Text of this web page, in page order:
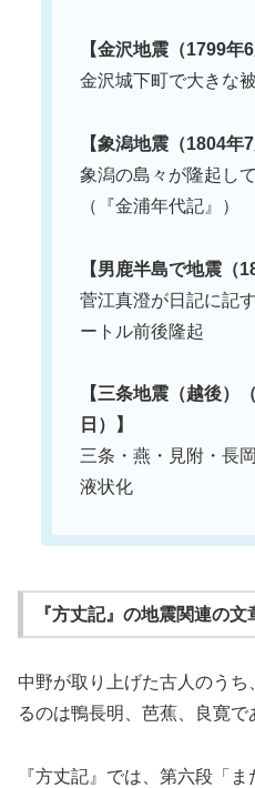
【金沢地震（1799年
金沢城下町で大きな
【象潟地震（1804年
象潟の島々が隆起し
（『金浦年代記』）
【男鹿半島で地震（
菅江真澄が日記に記
ートル前後隆起
【三条地震（越後）
日）】
三条・燕・見附・長
液状化
『方丈記』の地震関連の文
中野が取り上げた古人のう
るのは鴨長明、芭蕉、良寛で
『方丈記』では、第六段「